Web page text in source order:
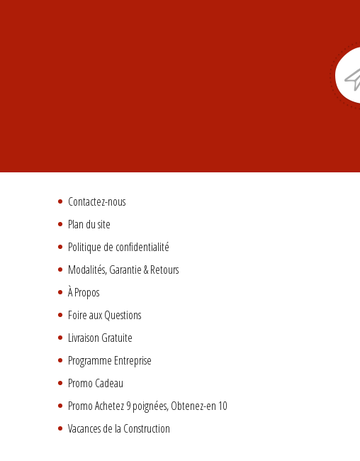
Contactez-nous
Plan du site
Politique de confidentialité
Modalités, Garantie & Retours
À Propos
Foire aux Questions
Livraison Gratuite
Programme Entreprise
Promo Cadeau
Promo Achetez 9 poignées, Obtenez-en 10
Vacances de la Construction